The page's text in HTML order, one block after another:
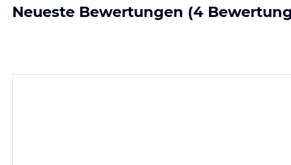
Neueste Bewertungen (4